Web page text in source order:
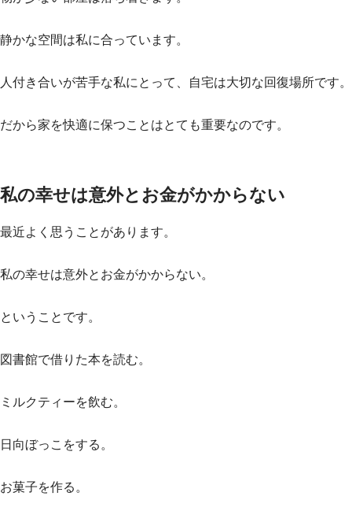
静かな空間は私に合っています。
人付き合いが苦手な私にとって、自宅は大切な回復場所です。
だから家を快適に保つことはとても重要なのです。
私の幸せは意外とお金がかからない
最近よく思うことがあります。
私の幸せは意外とお金がかからない。
ということです。
図書館で借りた本を読む。
ミルクティーを飲む。
日向ぼっこをする。
お菓子を作る。